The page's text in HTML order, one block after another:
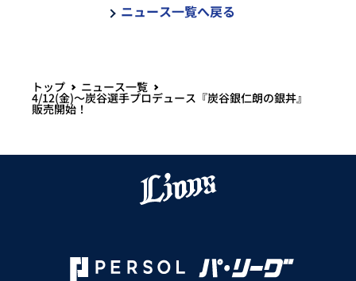
ニュース一覧へ戻る
トップ ニュース一覧
4/12(金)～炭谷選手プロデュース『炭谷銀仁朗の銀丼』
販売開始！